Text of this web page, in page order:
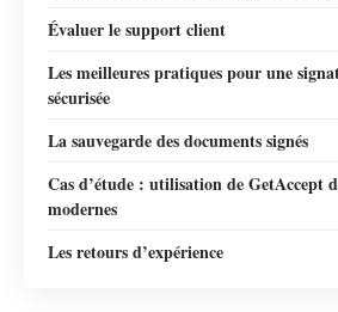
Évaluer le support client
Les meilleures pratiques pour une
sécurisée
La sauvegarde des documents signés
Cas d’étude : utilisation de GetAccept
modernes
Les retours d’expérience